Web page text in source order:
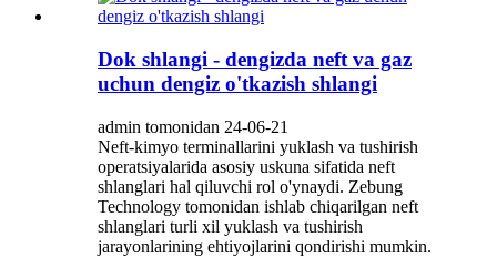
Dok shlangi - dengizda neft va gaz
uchun dengiz o'tkazish shlangi
admin tomonidan 24-06-21
Neft-kimyo terminallarini yuklash va tushirish
operatsiyalarida asosiy uskuna sifatida neft
shlanglari hal qiluvchi rol o'ynaydi. Zebung
Technology tomonidan ishlab chiqarilgan neft
shlanglari turli xil yuklash va tushirish
jarayonlarining ehtiyojlarini qondirishi mumkin.